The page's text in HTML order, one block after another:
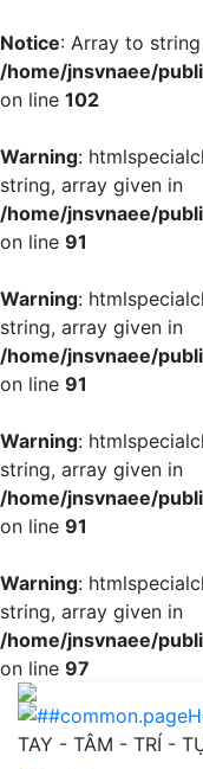
Notice: Array to
/home/jnsvnaee/
on line 102
Warning:
string, array given in
/home/jnsvnaee/
on line 91
Warning:
string, array given in
/home/jnsvnaee/
on line 91
Warning:
string, array given in
/home/jnsvnaee/
on line 91
Warning:
string, array given in
/home/jnsvnaee/
on line 97
Kiến thức của y tế
TAY - TÂM - TRÍ -